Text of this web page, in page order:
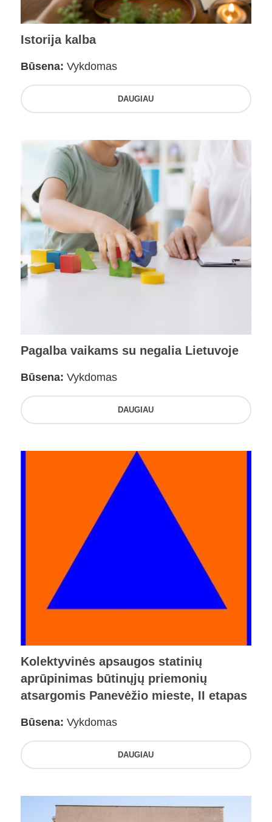
Istorija kalba
Būsena: Vykdomas
DAUGIAU
Pagalba vaikams su negalia Lietuvoje
Būsena: Vykdomas
DAUGIAU
Kolektyvinės apsaugos statinių
aprūpinimas būtinųjų priemonių
atsargomis Panevėžio mieste, II etapas
Būsena: Vykdomas
DAUGIAU